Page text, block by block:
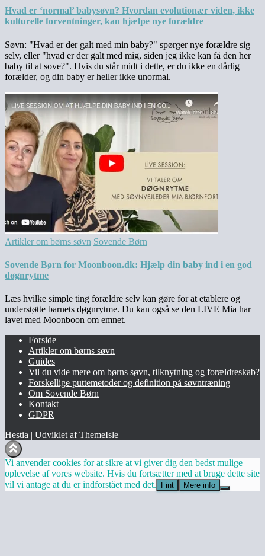
Hvad er ‘normal’ babysøvn? Hvordan evolutionær viden, ikke
kulturelle forventninger, kan hjælpe nye forældre
Søvn: "Hvad er der galt med min baby?" spørger nye forældre sig
selv, eller "hvad er der galt med mig, siden jeg ikke kan få den her
baby til at sove?". Hvis du står midt i dette, er du ikke en dårlig
forælder, og din baby er heller ikke unormal.
Artikler om børns søvn Sovende Børn
Sovende Børn for Moonboon.dk: Hjælp din baby ind i en god
døgnrytme
Læs hvilke simple ting forældre selv kan gøre for at etablere og
understøtte barnets døgnrytme. Du kan også se den LIVE Mia har
lavet med Moonboon om emnet.
Forside
Artikler om børns søvn
Guides
Vil du vide mere om børns søvn, tilknytning og forældreskab?​
Forskellige puttemetoder og definition på søvntræning
Om Sovende Børn
Kontakt
GDPR
Hestia | Udviklet afThemeIsle
Vi anvender cookies for at sikre at vi giver dig den bedst mulige
oplevelse af vores website. Hvis du fortsætter med at bruge dette site
vil vi antage at du er indforstået med det.
Fint Mere info